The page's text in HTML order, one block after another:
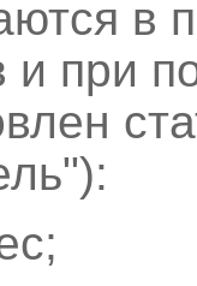
в
и при